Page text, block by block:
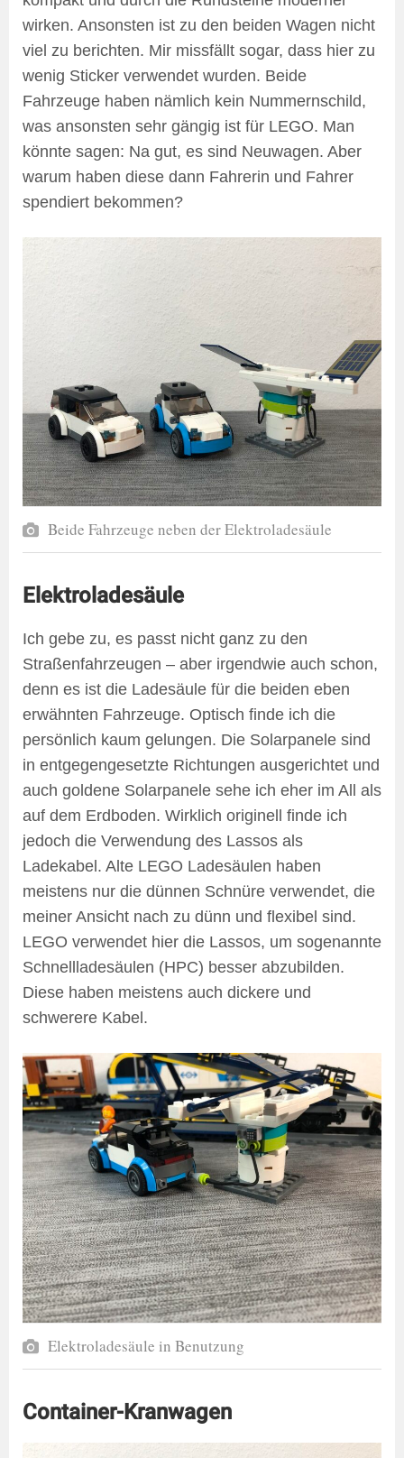
wirken. Ansonsten ist zu den beiden Wagen nicht
viel zu berichten. Mir missfällt sogar, dass hier zu
wenig Sticker verwendet wurden. Beide
Fahrzeuge haben nämlich kein Nummernschild,
was ansonsten sehr gängig ist für LEGO. Man
könnte sagen: Na gut, es sind Neuwagen. Aber
warum haben diese dann Fahrerin und Fahrer
spendiert bekommen?
Beide Fahrzeuge neben der Elektroladesäule
Elektroladesäule
Ich gebe zu, es passt nicht ganz zu den
Straßenfahrzeugen – aber irgendwie auch schon,
denn es ist die Ladesäule für die beiden eben
erwähnten Fahrzeuge. Optisch finde ich die
persönlich kaum gelungen. Die Solarpanele sind
in entgegengesetzte Richtungen ausgerichtet und
auch goldene Solarpanele sehe ich eher im All als
auf dem Erdboden. Wirklich originell finde ich
jedoch die Verwendung des Lassos als
Ladekabel. Alte LEGO Ladesäulen haben
meistens nur die dünnen Schnüre verwendet, die
meiner Ansicht nach zu dünn und flexibel sind.
LEGO verwendet hier die Lassos, um sogenannte
Schnellladesäulen (HPC) besser abzubilden.
Diese haben meistens auch dickere und
schwerere Kabel.
Elektroladesäule in Benutzung
Container-Kranwagen